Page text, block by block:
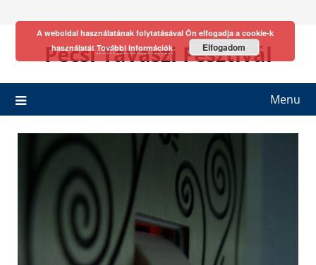
Pécsi Tavaszi Fesztivál
Menu
A weboldal használatának folytatásával Ön elfogadja a cookie-k
használatát További információk Elfogadom